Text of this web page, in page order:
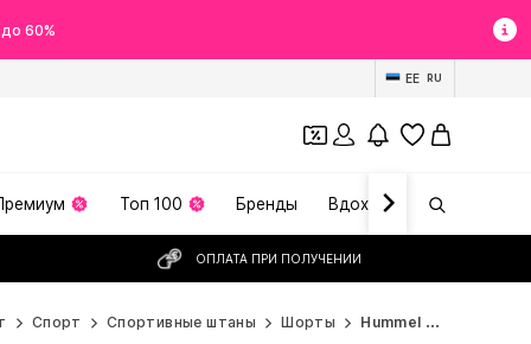
60%
EE RU
Топ 100 Бренды Вдохновение
ОПЛАТА ПРИ ПОЛУЧЕНИИ
Спорт Спортивные штаны Шорты Hummel Шорты